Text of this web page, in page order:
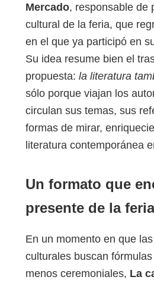
Mercado, responsable de
cultural de la feria, que
en el que ya participó en
Su idea resume bien el
propuesta: la literatura
sólo porque viajan los
circulan sus temas, sus
formas de mirar,
literatura contemporánea
Un formato que
presente de la feria
En un momento en que
culturales buscan
menos ceremoniales, La